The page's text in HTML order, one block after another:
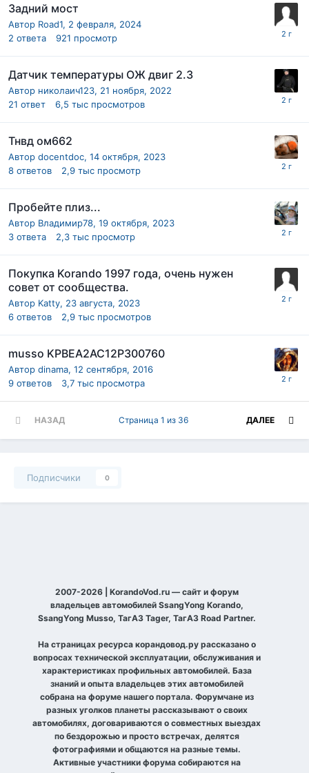
Задний мост
Автор Road1, 2 февраля, 2024
2 ответа 921 просмотр
Датчик температуры ОЖ двиг 2.3
Автор николаич123, 21 ноября, 2022
21 ответ 6,5 тыс просмотров
Тнвд ом662
Автор docentdoc, 14 октября, 2023
8 ответов 2,9 тыс просмотр
Пробейте плиз...
Автор Владимир78, 19 октября, 2023
3 ответа 2,3 тыс просмотр
Покупка Korando 1997 года, очень нужен
совет от сообщества.
Автор Katty, 23 августа, 2023
6 ответов 2,9 тыс просмотров
musso KPBEA2AC12P300760
Автор dinama, 12 сентября, 2016
9 ответов 3,7 тыс просмотра
НАЗАД ДАЛЕЕ
Страница 1 из 36
Подписчики 0
2007-2026 | KorandoVod.ru — сайт и форум
владельцев автомобилей SsangYong Korando,
SsangYong Musso, ТагАЗ Tager, ТагАЗ Road Partner.
На страницах ресурса корандовод.ру рассказано о
вопросах технической эксплуатации, обслуживания и
характеристиках профильных автомобилей. База
знаний и опыта владельцев этих автомобилей
собрана на форуме нашего портала. Форумчане из
разных уголков планеты рассказывают о своих
автомобилях, договариваются о совместных выездах
по бездорожью и просто встречах, делятся
фотографиями и общаются на разные темы.
Активные участники форума собираются на